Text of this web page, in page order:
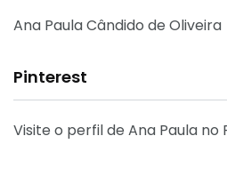
Ana Paula Cândido de Oliveira
Pinterest
Visite o perfil de Ana Paula no